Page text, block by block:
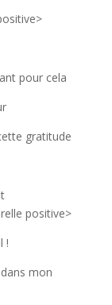
pour cela
gratitude
positive>
!
mon